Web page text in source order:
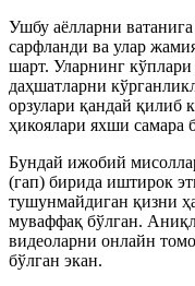
Ушбу аёлларни
сарфланди ва улар
шарт. Уларнинг
даҳшатларни
орзулари қандай қилиб
ҳикоялари яхши
Бундай ижобий
(гап) бирида иштирок
тушунмайдиган қизни
муваффақ бўлган.
видеоларни онлайн
бўлган экан.